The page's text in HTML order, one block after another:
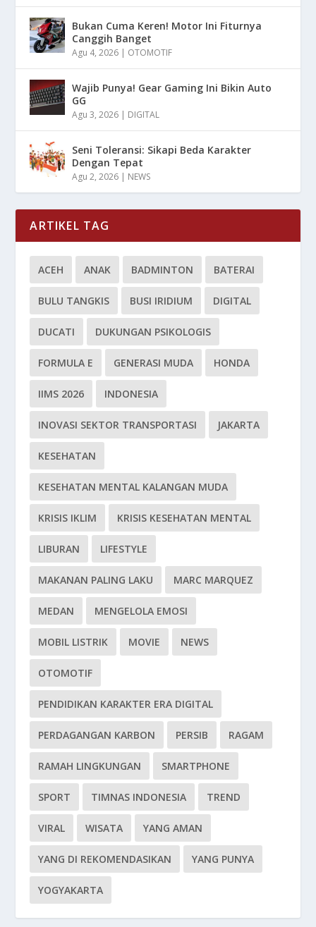
Bukan Cuma Keren! Motor Ini Fiturnya
Canggih Banget
Agu 4, 2026 | OTOMOTIF
Wajib Punya! Gear Gaming Ini Bikin Auto
GG
Agu 3, 2026 | DIGITAL
Seni Toleransi: Sikapi Beda Karakter
Dengan Tepat
Agu 2, 2026 | NEWS
ARTIKEL TAG
ACEH ANAK BADMINTON BATERAI
BULU TANGKIS BUSI IRIDIUM DIGITAL
DUCATI DUKUNGAN PSIKOLOGIS
FORMULA E GENERASI MUDA HONDA
IIMS 2026 INDONESIA
INOVASI SEKTOR TRANSPORTASI JAKARTA
KESEHATAN
KESEHATAN MENTAL KALANGAN MUDA
KRISIS IKLIM KRISIS KESEHATAN MENTAL
LIBURAN LIFESTYLE
MAKANAN PALING LAKU MARC MARQUEZ
MEDAN MENGELOLA EMOSI
MOBIL LISTRIK MOVIE NEWS
OTOMOTIF
PENDIDIKAN KARAKTER ERA DIGITAL
PERDAGANGAN KARBON PERSIB RAGAM
RAMAH LINGKUNGAN SMARTPHONE
SPORT TIMNAS INDONESIA TREND
VIRAL WISATA YANG AMAN
YANG DI REKOMENDASIKAN YANG PUNYA
YOGYAKARTA